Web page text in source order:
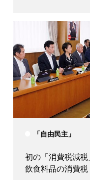
「自由民主」
初の「消費税減
飲食料品の消費